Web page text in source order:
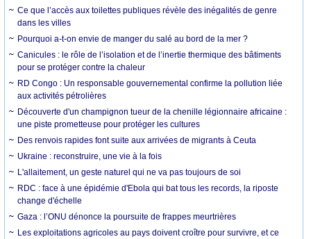
Ce que l’accès aux toilettes publiques révèle des inégalités de genre
dans les villes
Pourquoi a-t-on envie de manger du salé au bord de la mer ?
Canicules : le rôle de l’isolation et de l’inertie thermique des bâtiments
pour se protéger contre la chaleur
RD Congo : Un responsable gouvernemental confirme la pollution liée
aux activités pétrolières
Découverte d'un champignon tueur de la chenille légionnaire africaine :
une piste prometteuse pour protéger les cultures
Des renvois rapides font suite aux arrivées de migrants à Ceuta
Ukraine : reconstruire, une vie à la fois
L'allaitement, un geste naturel qui ne va pas toujours de soi
RDC : face à une épidémie d'Ebola qui bat tous les records, la riposte
change d'échelle
Gaza : l’ONU dénonce la poursuite de frappes meurtrières
Les exploitations agricoles au pays doivent croître pour survivre, et ce